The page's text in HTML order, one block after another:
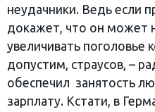
неудачники. Ведь если
докажет, что он может
увеличивать поголовье
допустим, страусов, –
обеспечил занятость
зарплату. Кстати, в